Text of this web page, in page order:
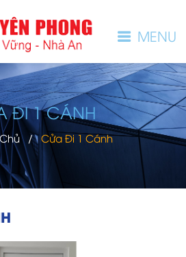
ĐI 1 CÁNH
/ Cửa Đi 1 Cánh
MENU